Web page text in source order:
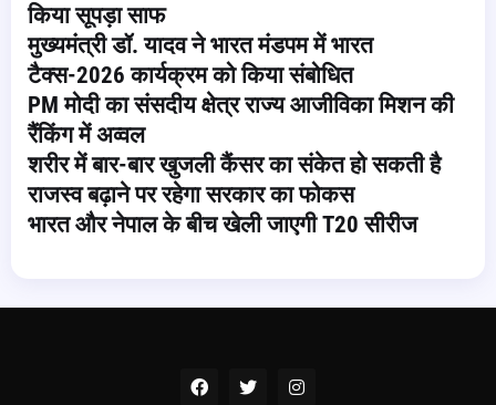
किया सूपड़ा साफ
मुख्यमंत्री डॉ. यादव ने भारत मंडपम में भारत
टैक्स-2026 कार्यक्रम को किया संबोधित
PM मोदी का संसदीय क्षेत्र राज्य आजीविका मिशन की
रैंकिंग में अव्वल
शरीर में बार-बार खुजली कैंसर का संकेत हो सकती है
राजस्व बढ़ाने पर रहेगा सरकार का फोकस
भारत और नेपाल के बीच खेली जाएगी T20 सीरीज